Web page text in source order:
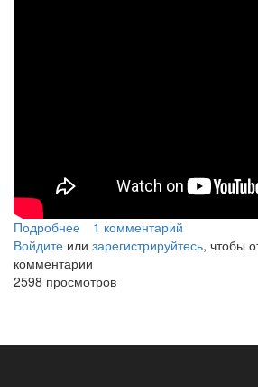
Mihaela)
Подробнее
Domenico
Terribili:
Waiting
1 комментарий
Войдите или зарегистрируйтесь, чтобы
комментарии
2598 просмотров